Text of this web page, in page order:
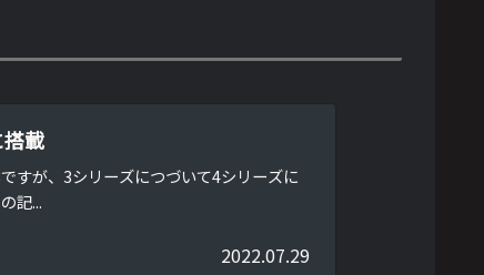
載
すが、3シリーズにつづいて4シリーズに
記...
2022.07.29